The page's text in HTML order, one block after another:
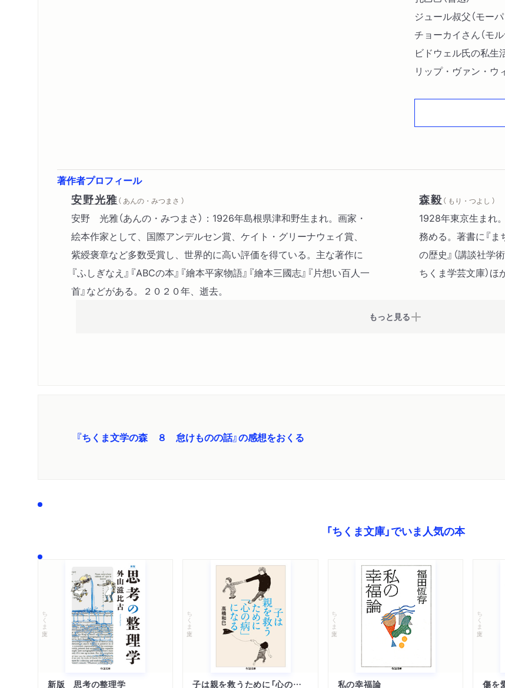
ジュール叔父（モーパ
チョーカイさん（モル
ビドウェル氏の私生
リップ・ヴァン・ウ
ものぐさ病（Ｐ．モー
幇間（谷崎潤一郎）
井月（石川淳）
よじょう（山本周五郎
懶惰の歌留多（太宰治
ぐうたら戦記（坂口安
屋根裏の法学士（宇野
著作者プロフィール
安野光雅（ あんの・みつまさ ）
安野 光雅（あんの・みつまさ）：1926年島根県津和野生まれ。画家・
絵本作家として、国際アンデルセン賞、ケイト・グリーナウェイ賞、
紫綬褒章など多数受賞し、世界的に高い評価を得ている。主な著作に
『ふしぎなえ』『ABCの本』『繪本平家物語』『繪本三國志』『片想い百人一
首』などがある。２０２０年、逝去。
森毅 （ もり・つよし ）
1928年東京生まれ
務める。著書に『ま
の歴史』（講談社学
ちくま学芸文庫）ほ
もっと見る
『ちくま文学の森 ８ 怠けものの話』の感想をおくる
「ちくま文庫」でいま人気の本
ちくま文庫
新版 思考の整理学
ちくま文庫
子は親を救うために「心の病」になる
ちくま文庫
私の幸福論
ちくま文庫
傷を